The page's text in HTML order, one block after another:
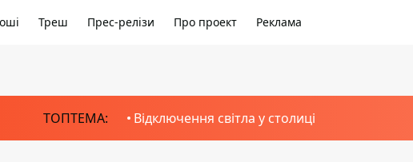
Треш Прес-релізи Про проект Реклама
ТОПТЕМА: Відключення світла у столиці